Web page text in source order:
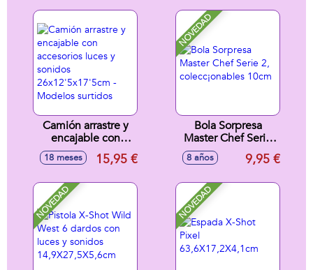
Camión arrastre y
encajable con
accesorios luces y
sonidos
Modelos surtidos
18 meses 15,95 €
NOVEDAD
Bola Sorpresa
Master Chef Serie
2, colecc¡onables
10cm
8 años 9,95 €
NOVEDAD NOVEDAD